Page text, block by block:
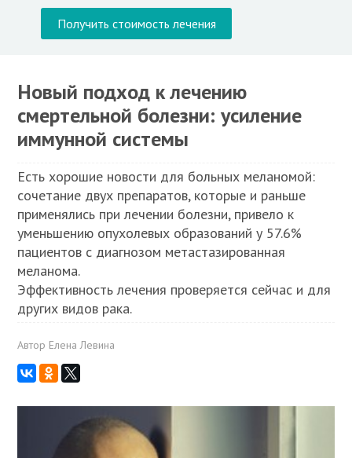
Получить стоимость лечения
Новый подход к лечению
смертельной болезни: усиление
иммунной системы
Есть хорошие новости для больных меланомой:
сочетание двух препаратов, которые и раньше
применялись при лечении болезни, привело к
уменьшению опухолевых образований у 57.6%
пациентов с диагнозом метастазированная
меланома.
Эффективность лечения проверяется сейчас и для
других видов рака.
Автор Елена Левина